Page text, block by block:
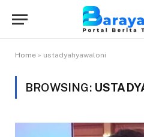
Home » ustadyahyawaloni
BROWSING: